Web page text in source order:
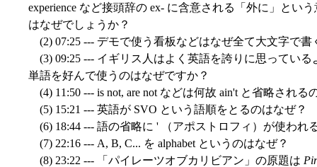
experience など接頭辞の ex- に含意される「外に」とい
はなぜでしょうか？
(2) 07:25 --- デモで使う看板などはなぜ全て大文字で書
(3) 09:25 --- イギリス人はよく英語を誇りに思ってい
単語を好んで使うのはなぜですか？
(4) 11:50 --- is not, are not などは何故 ain't と省略される
(5) 15:21 --- 英語が SVO という語順をとるのはなぜ
(6) 18:44 --- 語の省略に ' （アポストロフィ）が使われ
(7) 22:16 --- A, B, C... を alphabet というのはなぜ？
(8) 23:22 --- 「パイレーツオブカリビアン」の原題は